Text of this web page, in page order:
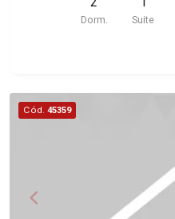
selecionou para você: - 66m² de área útil - 2
dormitórios com
Martinelli Imobiliária,
imobiliário desde 2000.
1051 - Alto da Boa
Dorm. Suite
Cód. 45359